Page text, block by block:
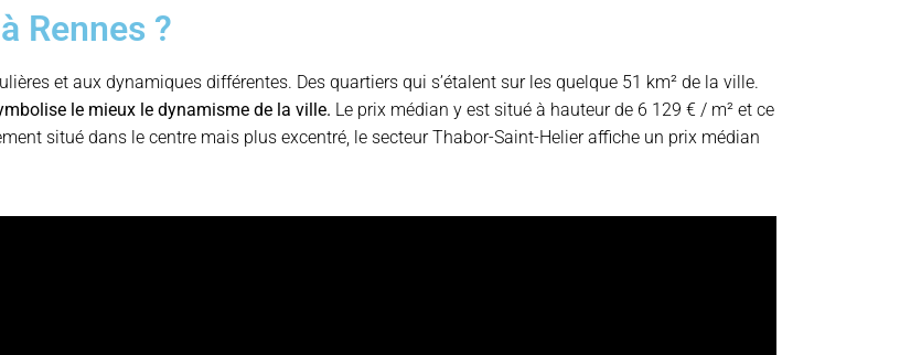
Rennes ?
et aux dynamiques différentes. Des quartiers qui s’étalent sur les quelque 51 km² de la ville.
le mieux le dynamisme de la ville. Le prix médian y est situé à hauteur de 6 129 € / m² et ce
situé dans le centre mais plus excentré, le secteur Thabor-Saint-Helier affiche un prix médian